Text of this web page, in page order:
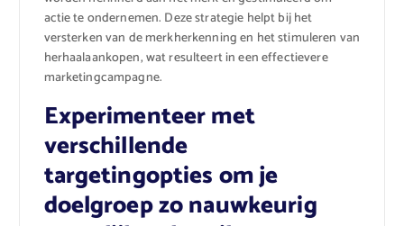
actie te ondernemen. Deze strategie helpt bij het
versterken van de merkherkenning en het stimuleren van
herhaalaankopen, wat resulteert in een effectievere
marketingcampagne.
Experimenteer met
verschillende
targetingopties om je
doelgroep zo nauwkeurig